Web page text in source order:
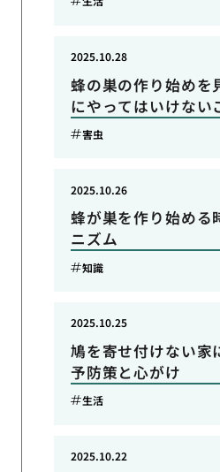
蜂の巣の作り始めを
にやってはいけない
2025.10.28
害虫
蜂が巣を作り始める
ニズム
2025.10.26
知識
鳩を寄せ付けない家
予防策と心がけ
2025.10.25
生活
2025.10.22